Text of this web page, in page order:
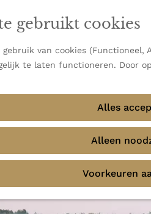
gebruikt cookies
van cookies
te laten functioneren. Door
Alles
Alleen
Voorkeuren
vooral bekend om zijn
uitzichten.